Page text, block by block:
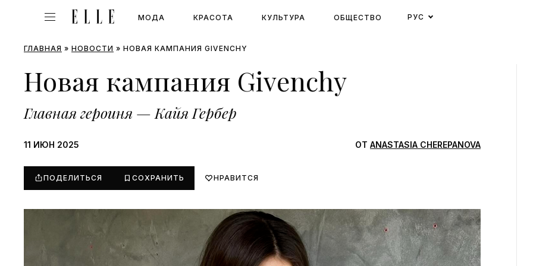
МОДА КРАСОТА КУЛЬТУРА ОБЩЕСТВО РУС
ГЛАВНАЯ » НОВОСТИ » НОВАЯ КАМПАНИЯ GIVENCHY
Новая кампания Givenchy
Главная героиня — Кайя Гербер
11 ИЮН 2025 ОТ ANASTASIA CHEREPANOVA
ПОДЕЛИТЬСЯ СОХРАНИТЬ НРАВИТСЯ